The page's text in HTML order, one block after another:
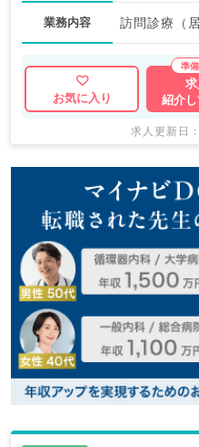
業務内容 訪問診療（
お気に入り
紹介
求人更新日